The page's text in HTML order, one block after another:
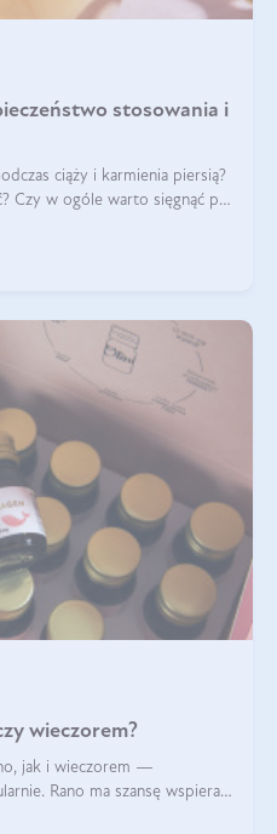
stosowania i
ciąży i karmienia piersią?
Czy w ogóle warto sięgnąć po
wieczorem?
jak i wieczorem —
Rano ma szansę wspierać